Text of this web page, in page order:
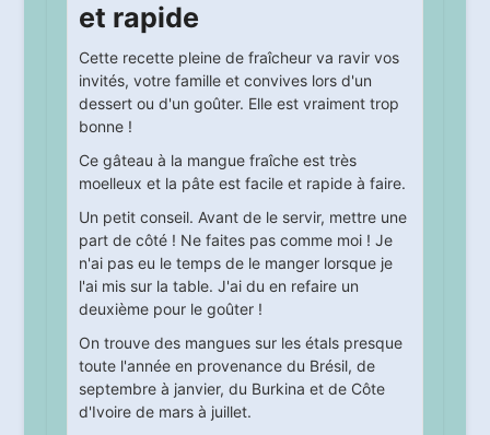
et rapide
Cette recette pleine de fraîcheur va ravir vos
invités, votre famille et convives lors d'un
dessert ou d'un goûter. Elle est vraiment trop
bonne !
Ce gâteau à la mangue fraîche est très
moelleux et la pâte est facile et rapide à faire.
Un petit conseil. Avant de le servir, mettre une
part de côté ! Ne faites pas comme moi ! Je
n'ai pas eu le temps de le manger lorsque je
l'ai mis sur la table. J'ai du en refaire un
deuxième pour le goûter !
On trouve des mangues sur les étals presque
toute l'année en provenance du Brésil, de
septembre à janvier, du Burkina et de Côte
d'Ivoire de mars à juillet.